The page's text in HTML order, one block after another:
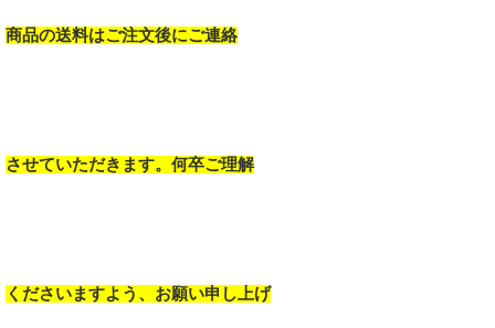
商品の送料はご注文後にご連絡
させていただきます。何卒ご理解
くださいますよう、お願い申し上げ